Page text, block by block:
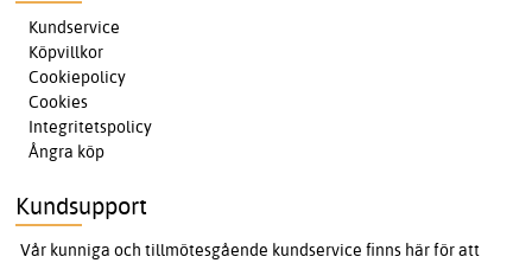
Kundservice
Köpvillkor
Cookiepolicy
Cookies
Integritetspolicy
Ångra köp
Kundsupport
Vår kunniga och tillmötesgående kundservice finns här för att